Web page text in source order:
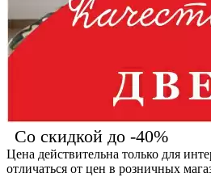
Со скидкой до -40%
Цена действительна только для
отличаться от цен в розничных